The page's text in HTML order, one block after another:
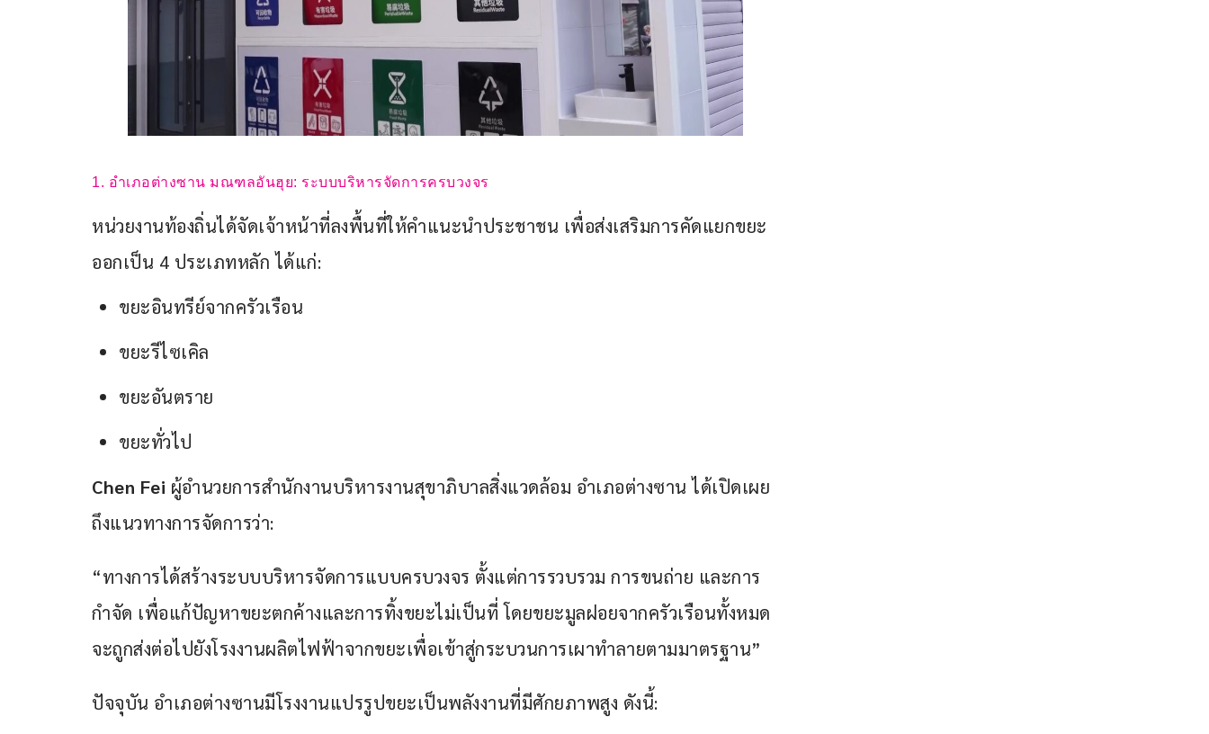
1. อำเภอต่างซาน มณฑลอันฮุย: ระบบบริหารจัดการครบวงจร
หน่วยงานท้องถิ่นได้จัดเจ้าหน้าที่ลงพื้นที่ให้คำแนะนำประชาชน เพื่อส่งเสริมการคัดแยกขยะ
ออกเป็น 4 ประเภทหลัก ได้แก่:
ขยะอินทรีย์จากครัวเรือน
ขยะรีไซเคิล
ขยะอันตราย
ขยะทั่วไป
Chen Fei ผู้อำนวยการสำนักงานบริหารงานสุขาภิบาลสิ่งแวดล้อม อำเภอต่างซาน ได้เปิดเผย
ถึงแนวทางการจัดการว่า:
“ทางการได้สร้างระบบบริหารจัดการแบบครบวงจร ตั้งแต่การรวบรวม การขนถ่าย และการ
กำจัด เพื่อแก้ปัญหาขยะตกค้างและการทิ้งขยะไม่เป็นที่ โดยขยะมูลฝอยจากครัวเรือนทั้งหมด
จะถูกส่งต่อไปยังโรงงานผลิตไฟฟ้าจากขยะเพื่อเข้าสู่กระบวนการเผาทำลายตามมาตรฐาน”
ปัจจุบัน อำเภอต่างซานมีโรงงานแปรรูปขยะเป็นพลังงานที่มีศักยภาพสูง ดังนี้: